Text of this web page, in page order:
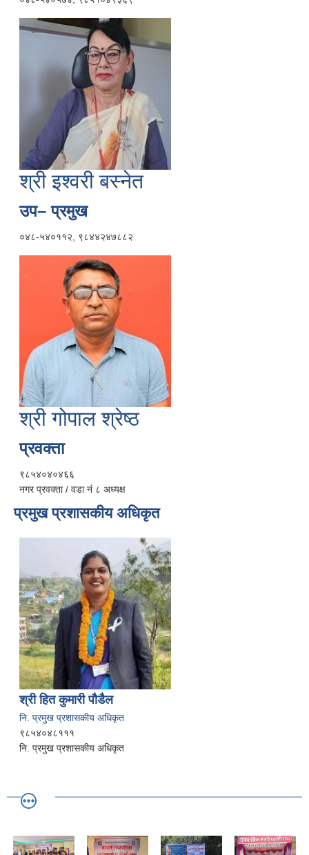
श्री इश्वरी बस्नेत
उप– प्रमुख
०४८-५४०११२, ९८४४२४७८८२
श्री गोपाल श्रेष्ठ
प्रवक्ता
९८५४०४०४६६
नगर प्रवक्ता / वडा नं ८ अध्यक्ष
प्रमुख प्रशासकीय अधिकृत
श्री हित कुमारी पौडैल
नि. प्रमुख प्रशासकीय अधिकृत
९८५४०४८१११
नि. प्रमुख प्रशासकीय अधिकृत